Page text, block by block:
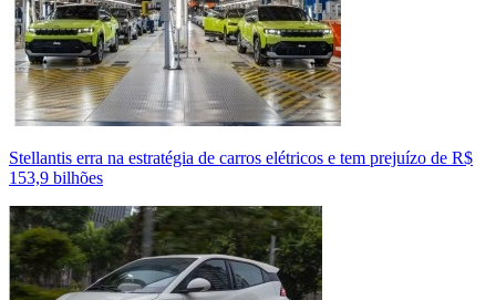
Stellantis erra na estratégia de carros elétricos e tem prejuízo de R$
153,9 bilhões